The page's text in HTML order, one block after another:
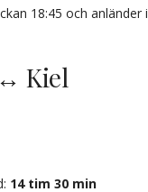
18:45 och anländer i
Kiel
14 tim 30 min